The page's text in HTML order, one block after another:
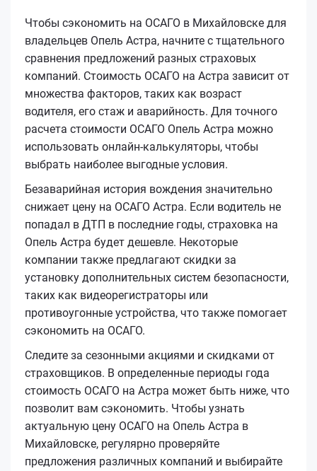
Чтобы сэкономить на ОСАГО в Михайловске для
владельцев Опель Астра, начните с тщательного
сравнения предложений разных страховых
компаний. Стоимость ОСАГО на Астра зависит от
множества факторов, таких как возраст
водителя, его стаж и аварийность. Для точного
расчета стоимости ОСАГО Опель Астра можно
использовать онлайн-калькуляторы, чтобы
выбрать наиболее выгодные условия.
Безаварийная история вождения значительно
снижает цену на ОСАГО Астра. Если водитель не
попадал в ДТП в последние годы, страховка на
Опель Астра будет дешевле. Некоторые
компании также предлагают скидки за
установку дополнительных систем безопасности,
таких как видеорегистраторы или
противоугонные устройства, что также помогает
сэкономить на ОСАГО.
Следите за сезонными акциями и скидками от
страховщиков. В определенные периоды года
стоимость ОСАГО на Астра может быть ниже, что
позволит вам сэкономить. Чтобы узнать
актуальную цену ОСАГО на Опель Астра в
Михайловске, регулярно проверяйте
предложения различных компаний и выбирайте